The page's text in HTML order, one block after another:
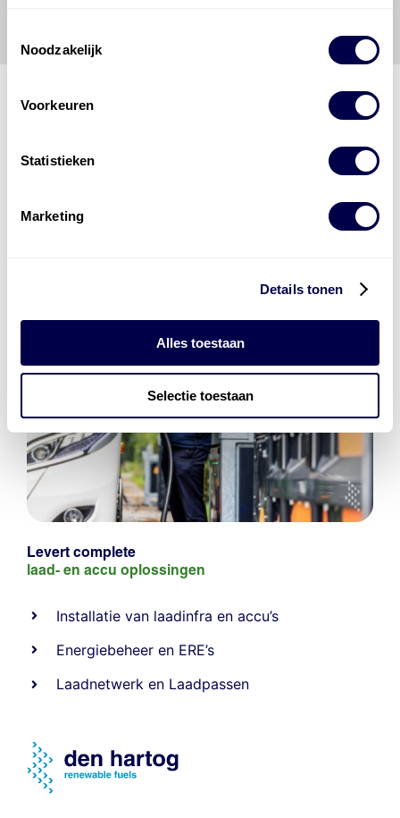
Noodzakelijk
Voorkeuren
Statistieken
Marketing
Details tonen
Alles toestaan
Selectie toestaan
Levert complete
laad- en accu oplossingen
Installatie van laadinfra en accu’s
Energiebeheer en ERE’s
Laadnetwerk en Laadpassen